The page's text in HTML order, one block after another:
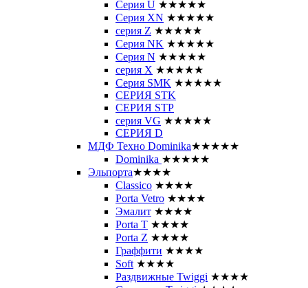
Серия U ★★★★★
Серия XN ★★★★★
серия Z ★★★★★
Серия NK ★★★★★
Серия N ★★★★★
серия X ★★★★★
Серия SMK ★★★★★
СЕРИЯ STK
СЕРИЯ STP
серия VG ★★★★★
СЕРИЯ D
МДФ Техно Dominika★★★★★
Dominika ★★★★★
Эльпорта★★★★
Classico ★★★★
Porta Vetro ★★★★
Эмалит ★★★★
Porta T ★★★★
Porta Z ★★★★
Граффити ★★★★
Soft ★★★★
Раздвижные Twiggi ★★★★